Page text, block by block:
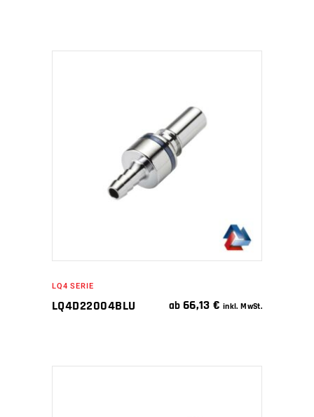
IN DEN WARENKORB
LQ4 SERIE
LQ4D22004BLU ab 66,13€ inkl. MwSt.